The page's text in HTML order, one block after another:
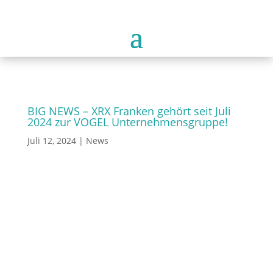
BIG NEWS – XRX Franken gehört seit Juli
2024 zur VOGEL Unternehmensgruppe!
Juli 12, 2024| News